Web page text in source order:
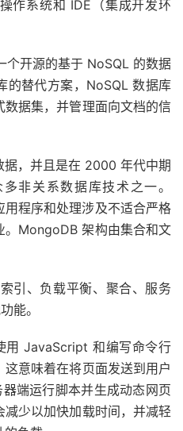
作系统和 IDE（集成开发环
个开源的基于 NoSQL 的数据
的替代方案，NoSQL 数据库
据集，并管理面向文档的信
，并且是在 2000 年代中期
非关系数据库技术之一。
程序和处理涉及不适合严格
。MongoDB 架构由集合和文
引、负载平衡、聚合、服务
能。
用 JavaScript 和编写命令行
意味着在将页面发送到用户
端运行脚本并生成动态网页
少以加快加载时间，并减轻